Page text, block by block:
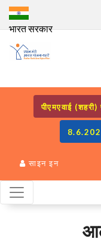
भारत सरकार
पीएमएवाई
साइन इन